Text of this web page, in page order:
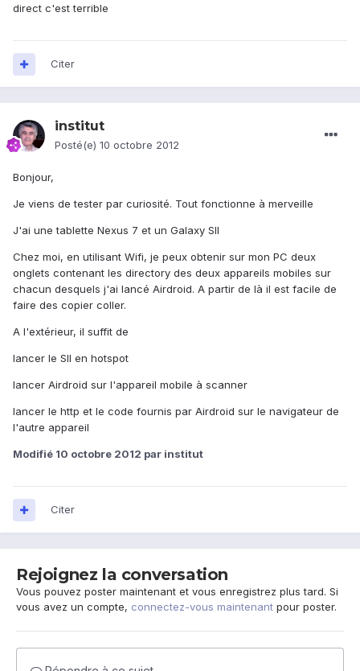
direct c'est terrible
Citer
institut
Posté(e) 10 octobre 2012
Bonjour,
Je viens de tester par curiosité. Tout fonctionne à merveille
J'ai une tablette Nexus 7 et un Galaxy SII
Chez moi, en utilisant Wifi, je peux obtenir sur mon PC deux
onglets contenant les directory des deux appareils mobiles sur
chacun desquels j'ai lancé Airdroid. A partir de là il est facile de
faire des copier coller.
A l'extérieur, il suffit de
lancer le SII en hotspot
lancer Airdroid sur l'appareil mobile à scanner
lancer le http et le code fournis par Airdroid sur le navigateur de
l'autre appareil
Modifié 10 octobre 2012 par institut
Citer
Rejoignez la conversation
Vous pouvez poster maintenant et vous enregistrez plus tard. Si
vous avez un compte, connectez-vous maintenant pour poster.